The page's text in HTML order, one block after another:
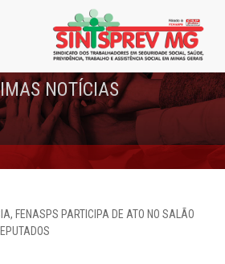
NOTÍCIAS
FENASPS PARTICIPA DE ATO NO SALÃO